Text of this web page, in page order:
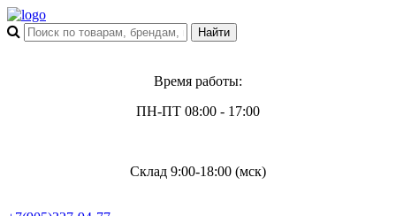
Время работы:
ПН-ПТ 08:00 - 17:00
Склад 9:00-18:00 (мск)